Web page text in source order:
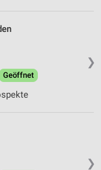
❯
Geöffnet
❯